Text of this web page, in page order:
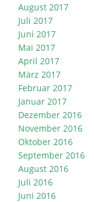
August 2017
Juli 2017
Juni 2017
Mai 2017
April 2017
März 2017
Februar 2017
Januar 2017
Dezember 2016
November 2016
Oktober 2016
September 2016
August 2016
Juli 2016
Juni 2016